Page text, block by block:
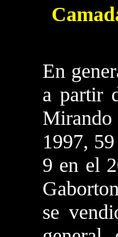
En
a partir
1997,
9 en el
se